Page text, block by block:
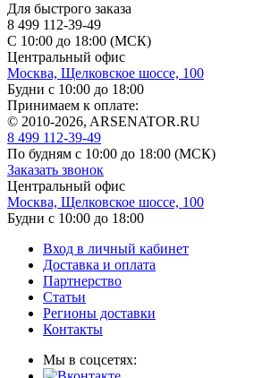
Для быстрого заказа
8 499 112-39-49
С 10:00 до 18:00 (МСК)
Центральный офис
Москва, Щелковское шоссе, 100
Будни с 10:00 до 18:00
Принимаем к оплате:
© 2010-2026, ARSENATOR.RU
8 499 112-39-49
По будням с 10:00 до 18:00 (МСК)
Заказать звонок
Центральный офис
Москва, Щелковское шоссе, 100
Будни с 10:00 до 18:00
Вход в личный кабинет
Доставка и оплата
Партнерство
Статьи
Регионы доставки
Контакты
Мы в соцсетях: